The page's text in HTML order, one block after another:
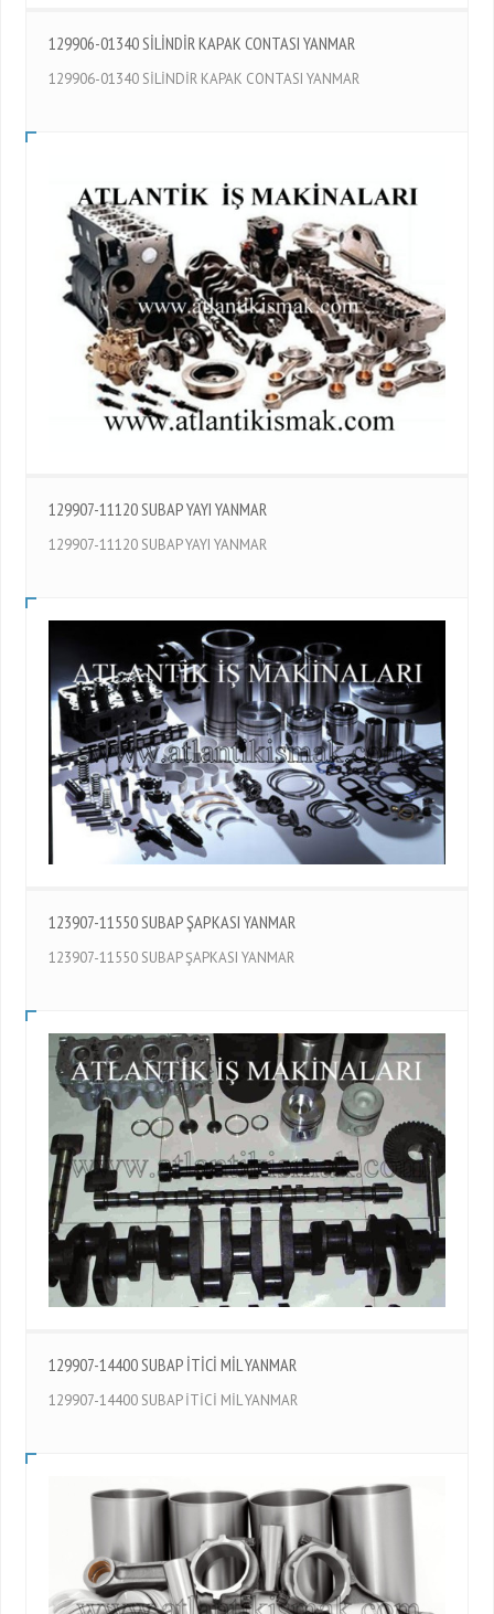
129906-01340 SİLİNDİR KAPAK CONTASI YANMAR
129906-01340 SİLİNDİR KAPAK CONTASI YANMAR
129907-11120 SUBAP YAYI YANMAR
129907-11120 SUBAP YAYI YANMAR
123907-11550 SUBAP ŞAPKASI YANMAR
123907-11550 SUBAP ŞAPKASI YANMAR
129907-14400 SUBAP İTİCİ MİL YANMAR
129907-14400 SUBAP İTİCİ MİL YANMAR